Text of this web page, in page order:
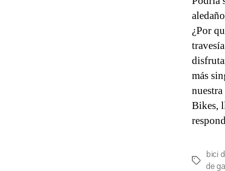
¿Por
más
Bikes,
Etiquetas
bici
de